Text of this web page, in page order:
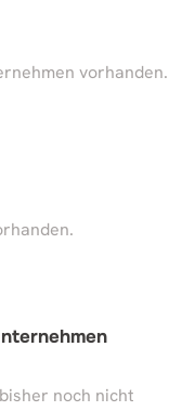
vorhanden.
noch nicht